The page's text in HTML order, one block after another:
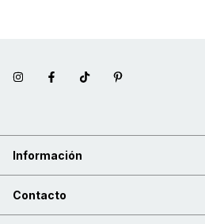
Información
Contacto